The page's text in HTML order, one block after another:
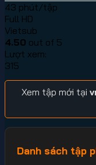
43 phút/tập
Full HD
Vietsub
4.50 out of 5
Lượt xem:
315
Xem tập mới tại
Danh sách tập